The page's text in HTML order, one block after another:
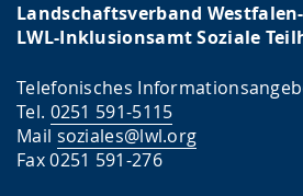
Landschaftsverband
LWL-Inklusionsamt Soziale
Telefonisches
Tel. 0251 591-5115
Mail soziales@lwl.org
Fax 0251 591-276